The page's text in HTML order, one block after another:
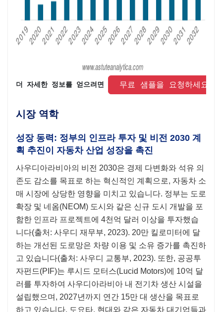
더 자세한 정보를 얻으려면 무료 샘플을 요청하세요
시장 역학
성장 동력: 정부의 인프라 투자 및 비전 2030 계
획 추진이 자동차 산업 성장을 촉진
사우디아라비아의 비전 2030은 경제 다변화와 석유 의
존도 감소를 목표로 하는 혁신적인 계획으로, 자동차 소
매 시장에 상당한 영향을 미치고 있습니다. 정부는 도로
확장 및 네옴(NEOM) 도시와 같은 신규 도시 개발을 포
함한 인프라 프로젝트에 4천억 달러 이상을 투자했습
니다(출처: 사우디 재무부, 2023). 20만 킬로미터에 달
하는 개선된 도로망은 차량 이용 및 소유 증가를 촉진하
고 있습니다(출처: 사우디 교통부, 2023). 또한, 공공투
자펀드(PIF)는 루시드 모터스(Lucid Motors)에 10억 달
러를 투자하여 사우디아라비아 내 전기차 생산 시설을
설립했으며, 2027년까지 연간 15만 대 생산을 목표로
하고 있습니다. 도요타, 현대와 같은 자동차 대기업들과